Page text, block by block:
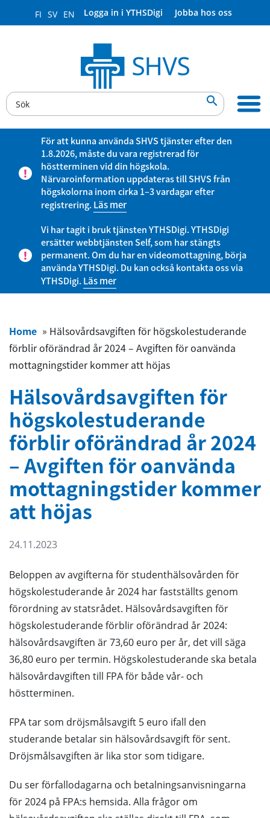
FI SV EN Logga in i YTHSDigi Jobba hos oss

För att kunna använda SHVS tjänster efter den
1.8.2026, måste du vara registrerad för
höstterminen vid din högskola.
Närvaroinformation uppdateras till SHVS från
högskolorna inom cirka 1–3 vardagar efter
registrering.Läs mer
Vi har tagit i bruk tjänsten YTHSDigi. YTHSDigi
ersätter webbtjänsten Self, som har stängts
permanent. Om du har en videomottagning, börja
använda YTHSDigi. Du kan också kontakta oss via
YTHSDigi.Läs mer
Home » Hälsovårdsavgiften för högskolestuderande
förblir oförändrad år 2024 – Avgiften för oanvända
mottagningstider kommer att höjas
Hälsovårdsavgiften för
högskolestuderande
förblir oförändrad år 2024
– Avgiften för oanvända
mottagningstider kommer
att höjas
24.11.2023
Beloppen av avgifterna för studenthälsovården för
högskolestuderande år 2024 har fastställts genom
förordning av statsrådet. Hälsovårdsavgiften för
högskolestuderande förblir oförändrad år 2024:
hälsovårdsavgiften är 73,60 euro per år, det vill säga
36,80 euro per termin. Högskolestuderande ska betala
hälsovårdavgiften till FPA för både vår- och
höstterminen.
FPA tar som dröjsmålsavgift 5 euro ifall den
studerande betalar sin hälsovårdsavgift för sent.
Dröjsmålsavgiften är lika stor som tidigare.
Du ser förfallodagarna och betalningsanvisningarna
för 2024 på FPA:s hemsida. Alla frågor om